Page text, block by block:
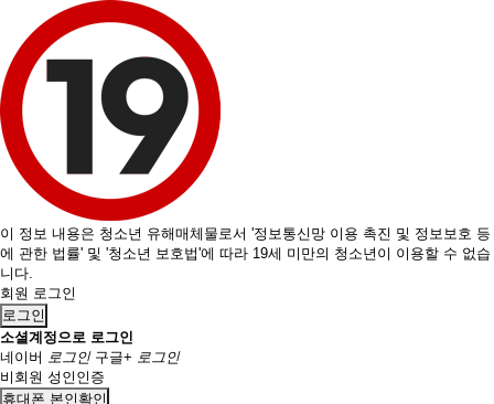
이 정보 내용은 청소년 유해매체물로서 '정보통신망 이용 촉진 및 정보보호 등
에 관한 법률' 및 '청소년 보호법'에 따라 19세 미만의 청소년이 이용할 수 없습
니다.
회원 로그인
로그인
소셜계정으로 로그인
네이버 로그인 구글+ 로그인
비회원 성인인증
휴대폰 본인확인